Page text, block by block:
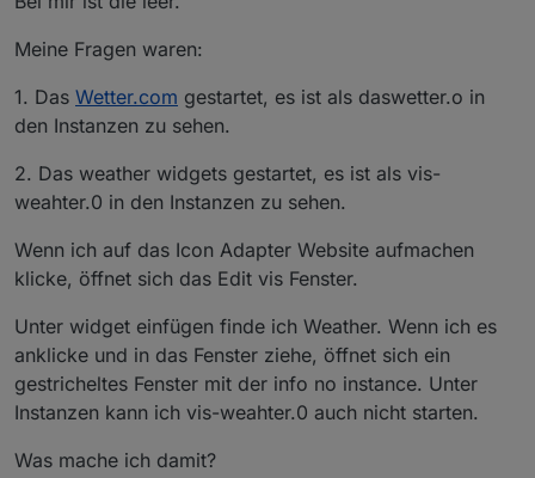
Meine Fragen waren:
1. Das Wetter.com gestartet, es ist als daswetter.o in
den Instanzen zu sehen.
2. Das weather widgets gestartet, es ist als vis-
weahter.0 in den Instanzen zu sehen.
Wenn ich auf das Icon Adapter Website aufmachen
klicke, öffnet sich das Edit vis Fenster.
Unter widget einfügen finde ich Weather. Wenn ich es
anklicke und in das Fenster ziehe, öffnet sich ein
gestricheltes Fenster mit der info no instance. Unter
Instanzen kann ich vis-weahter.0 auch nicht starten.
Was mache ich damit?